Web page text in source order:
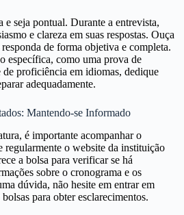
e seja pontual. Durante a entrevista,
e clareza em suas respostas. Ouça
de forma objetiva e completa.
específica, como uma prova de
de proficiência em idiomas, dedique
adequadamente.
Mantendo-se Informado
é importante acompanhar o
regularmente o website da instituição
a bolsa para verificar se há
sobre o cronograma e os
dúvida, não hesite em entrar em
para obter esclarecimentos.